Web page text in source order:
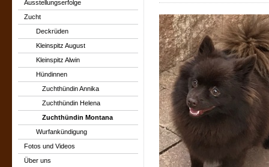
Ausstellungserfolge
Zucht
Deckrüden
Kleinspitz August
Kleinspitz Alwin
Hündinnen
Zuchthündin Annika
Zuchthündin Helena
Zuchthündin Montana
Wurfankündigung
Fotos und Videos
Über uns